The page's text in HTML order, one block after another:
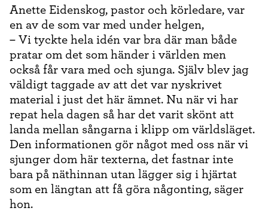
Anette Eidenskog, pastor och körledare, var
en av de som var med under helgen,
– Vi tyckte hela idén var bra där man både
pratar om det som händer i världen men
också får vara med och sjunga. Själv blev jag
väldigt taggade av att det var nyskrivet
material i just det här ämnet. Nu när vi har
repat hela dagen så har det varit skönt att
landa mellan sångarna i klipp om världsläget.
Den informationen gör något med oss när vi
sjunger dom här texterna, det fastnar inte
bara på näthinnan utan lägger sig i hjärtat
som en längtan att få göra någonting, säger
hon.